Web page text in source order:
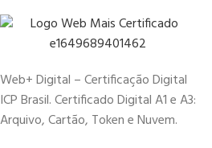
Web+ Digital – Certificação Digital
ICP Brasil. Certificado Digital A1 e A3:
Arquivo, Cartão, Token e Nuvem.